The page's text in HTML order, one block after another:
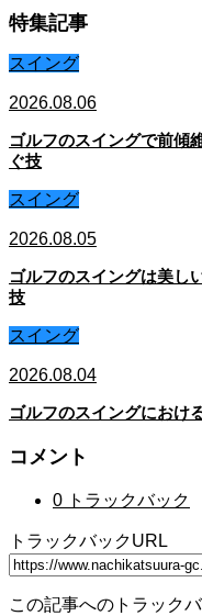
特集記事
スイング
2026.08.06
ゴルフのスイングで前傾
ぐ技
スイング
2026.08.05
ゴルフのスイングは美し
技
スイング
2026.08.04
ゴルフのスイングにおけ
コメント
0 トラックバック
トラックバックURL
この記事へのトラック